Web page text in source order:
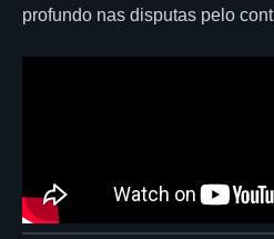
profundo nas disputas pelo